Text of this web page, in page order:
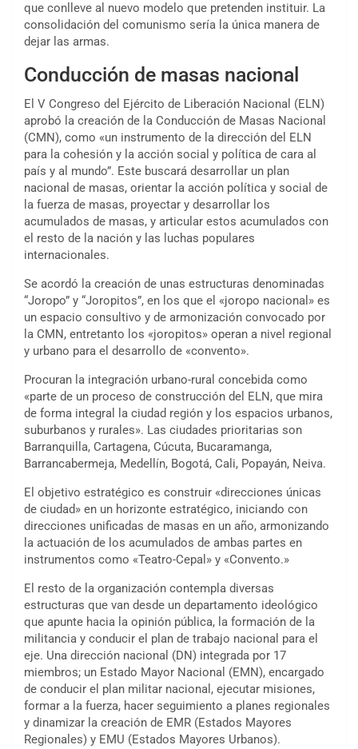
que conlleve al nuevo modelo que pretenden instituir. La
consolidación del comunismo sería la única manera de
dejar las armas.
Conducción de masas nacional
El V Congreso del Ejército de Liberación Nacional (ELN)
aprobó la creación de la Conducción de Masas Nacional
(CMN), como «un instrumento de la dirección del ELN
para la cohesión y la acción social y política de cara al
país y al mundo”. Este buscará desarrollar un plan
nacional de masas, orientar la acción política y social de
la fuerza de masas, proyectar y desarrollar los
acumulados de masas, y articular estos acumulados con
el resto de la nación y las luchas populares
internacionales.
Se acordó la creación de unas estructuras denominadas
“Joropo” y “Joropitos”, en los que el «joropo nacional» es
un espacio consultivo y de armonización convocado por
la CMN, entretanto los «joropitos» operan a nivel regional
y urbano para el desarrollo de «convento».
Procuran la integración urbano-rural concebida como
«parte de un proceso de construcción del ELN, que mira
de forma integral la ciudad región y los espacios urbanos,
suburbanos y rurales». Las ciudades prioritarias son
Barranquilla, Cartagena, Cúcuta, Bucaramanga,
Barrancabermeja, Medellín, Bogotá, Cali, Popayán, Neiva.
El objetivo estratégico es construir «direcciones únicas
de ciudad» en un horizonte estratégico, iniciando con
direcciones unificadas de masas en un año, armonizando
la actuación de los acumulados de ambas partes en
instrumentos como «Teatro-Cepal» y «Convento.»
El resto de la organización contempla diversas
estructuras que van desde un departamento ideológico
que apunte hacia la opinión pública, la formación de la
militancia y conducir el plan de trabajo nacional para el
eje. Una dirección nacional (DN) integrada por 17
miembros; un Estado Mayor Nacional (EMN), encargado
de conducir el plan militar nacional, ejecutar misiones,
formar a la fuerza, hacer seguimiento a planes regionales
y dinamizar la creación de EMR (Estados Mayores
Regionales) y EMU (Estados Mayores Urbanos).